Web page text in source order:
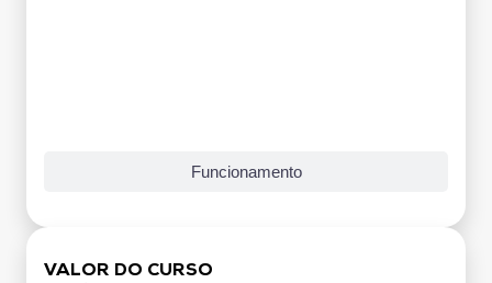
Funcionamento
VALOR DO CURSO